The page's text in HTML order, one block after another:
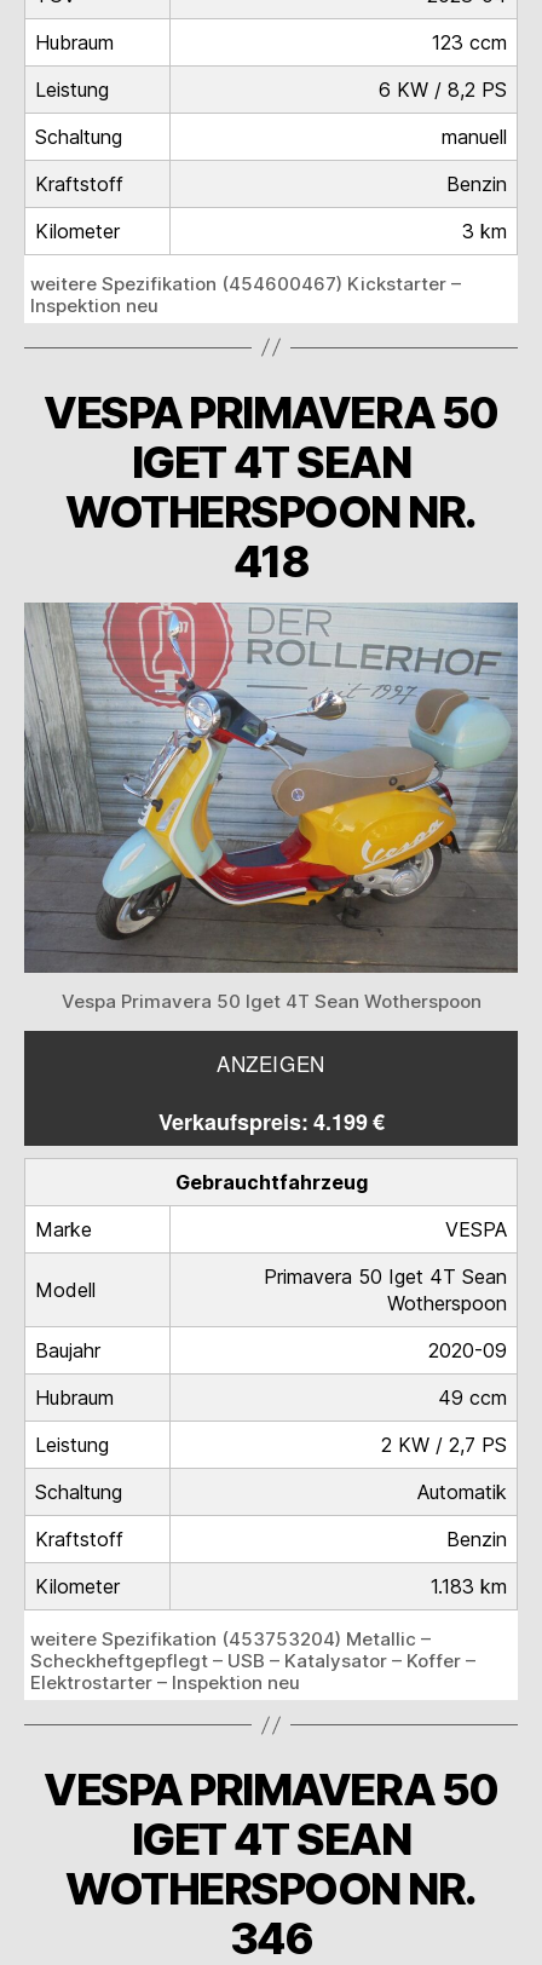
Hubraum
123 ccm
Leistung
6 KW / 8,2 PS
Schaltung
manuell
Kraftstoff
Benzin
Kilometer
3 km
weitere Spezifikation (454600467) Kickstarter –
Inspektion neu
VESPA PRIMAVERA 50
IGET 4T SEAN
WOTHERSPOON NR.
418
Vespa Primavera 50 Iget 4T Sean Wotherspoon
ANZEIGEN
Verkaufspreis: 4.199 €
Gebrauchtfahrzeug
Marke
VESPA
Modell
Primavera 50 Iget 4T Sean
Wotherspoon
Baujahr
2020-09
Hubraum
49 ccm
Leistung
2 KW / 2,7 PS
Schaltung
Automatik
Kraftstoff
Benzin
Kilometer
1.183 km
weitere Spezifikation (453753204) Metallic –
Scheckheftgepflegt – USB – Katalysator – Koffer –
Elektrostarter – Inspektion neu
VESPA PRIMAVERA 50
IGET 4T SEAN
WOTHERSPOON NR.
346